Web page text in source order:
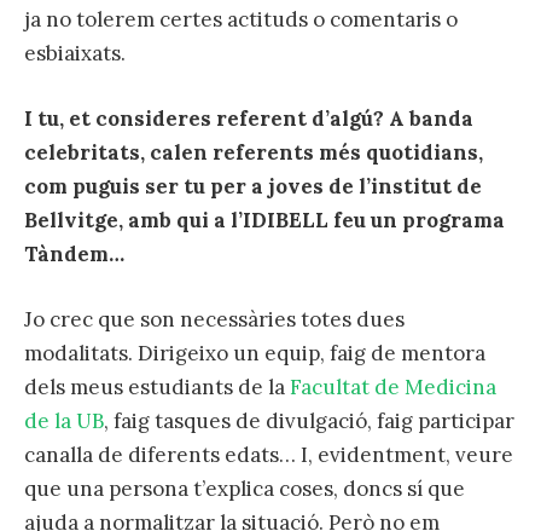
ja no tolerem certes actituds o comentaris o
esbiaixats.
I tu, et consideres referent d’algú? A banda
celebritats, calen referents més quotidians,
com puguis ser tu per a joves de l’institut de
Bellvitge, amb qui a l’IDIBELL feu un programa
Tàndem…
Jo crec que son necessàries totes dues
modalitats. Dirigeixo un equip, faig de mentora
dels meus estudiants de laFacultat de Medicina
de la UB, faig tasques de divulgació, faig participar
canalla de diferents edats… I, evidentment, veure
que una persona t’explica coses, doncs sí que
ajuda a normalitzar la situació. Però no em